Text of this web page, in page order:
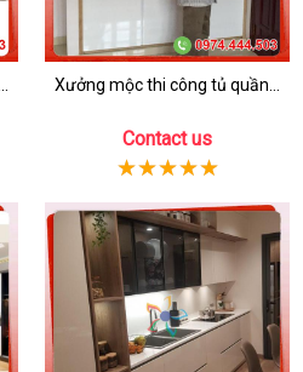
Xưởng mộc thi công tủ quần...
Contact us